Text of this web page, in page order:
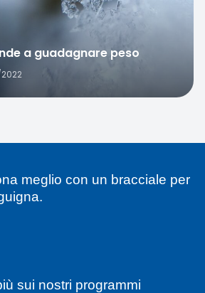
a guadagnare peso
meglio con un bracciale per
sui nostri programmi